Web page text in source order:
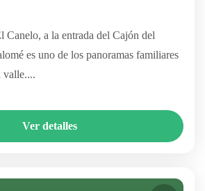
Canelo, a la entrada del Cajón del
es uno de los panoramas familiares
valle....
Ver detalles